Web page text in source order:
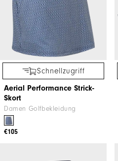
Schnellzugriff
Aerial Performance Strick-
Skort
Damen Golfbekleidung
€105